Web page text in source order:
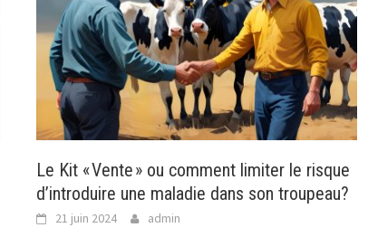
Le Kit « Vente » ou comment limiter le risque
d’introduire une maladie dans son troupeau?
21 juin 2024 admin